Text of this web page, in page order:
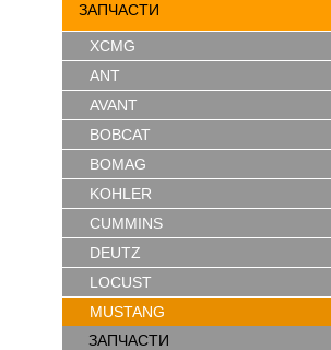
ЗАПЧАСТИ
XCMG
ANT
AVANT
BOBCAT
BOMAG
KOHLER
CUMMINS
DEUTZ
LOCUST
MUSTANG
ЗАПЧАСТИ